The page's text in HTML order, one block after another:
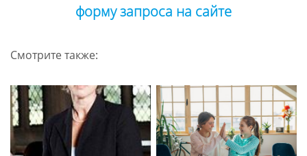
форму запроса на сайте
Смотрите также: